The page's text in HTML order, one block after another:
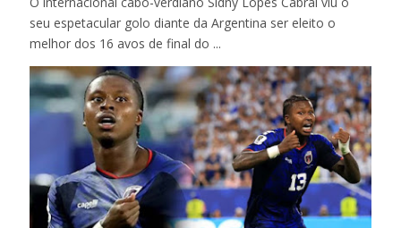
seu espetacular golo diante da Argentina ser eleito o
melhor dos 16 avos de final do ...